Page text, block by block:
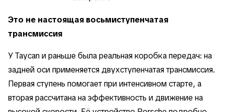
Это не настоящая восьмиступенчатая
трансмиссия
У Taycan и раньше была реальная коробка передач: на
задней оси применяется двухступенчатая трансмиссия.
Первая ступень помогает при интенсивном старте, а
вторая рассчитана на эффективность и движение на